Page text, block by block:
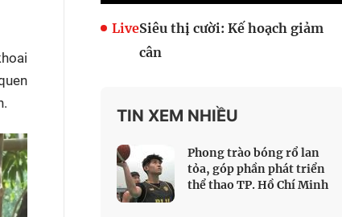
thao
xe đạp
hình
offroad
33
LiveSiêu thị cười: Kế hoạch giảm
cân
TIN XEM NHIỀU
Phong trào bóng rổ lan
tỏa, góp phần phát triển
thể thao TP. Hồ Chí Minh